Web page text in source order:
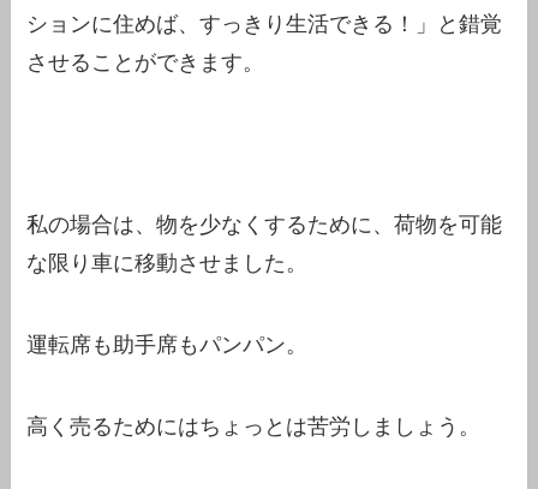
ションに住めば、すっきり生活できる！」と錯覚
させることができます。
私の場合は、物を少なくするために、荷物を可能
な限り車に移動させました。
運転席も助手席もパンパン。
高く売るためにはちょっとは苦労しましょう。